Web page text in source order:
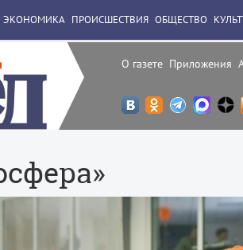
О газете Приложения
ЭКОНОМИКА ПРОИСШЕСТВИЯ ОБЩЕСТВО